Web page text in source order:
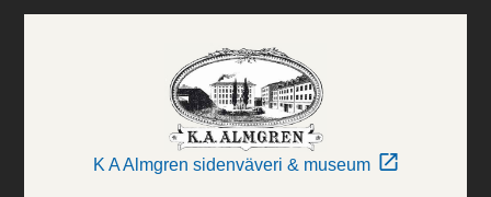
K A Almgren sidenväveri & museum